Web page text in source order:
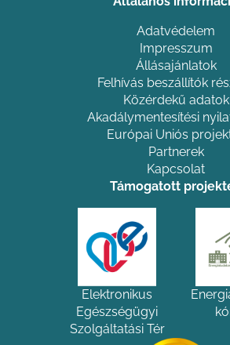
Adatvédelem
Impresszum
Állásajánlatok
Felhívás beszállítók
Közérdekű adatok
Akadálymentesítési
Európai Uniós
Partnerek
Kapcsolat
Támogatott
Elektronikus
Egészségügyi
Szolgáltatási Tér